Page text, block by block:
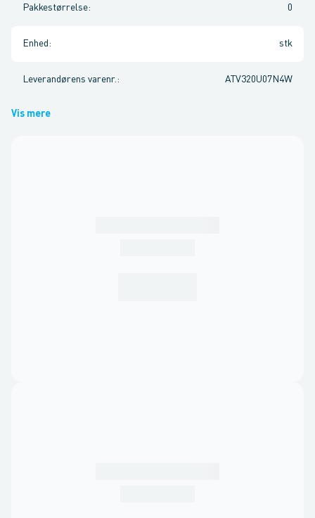
Pakkestørrelse: 0
Enhed : stk
Leverandørens varenr. : ATV320U07N4W
Vis mere